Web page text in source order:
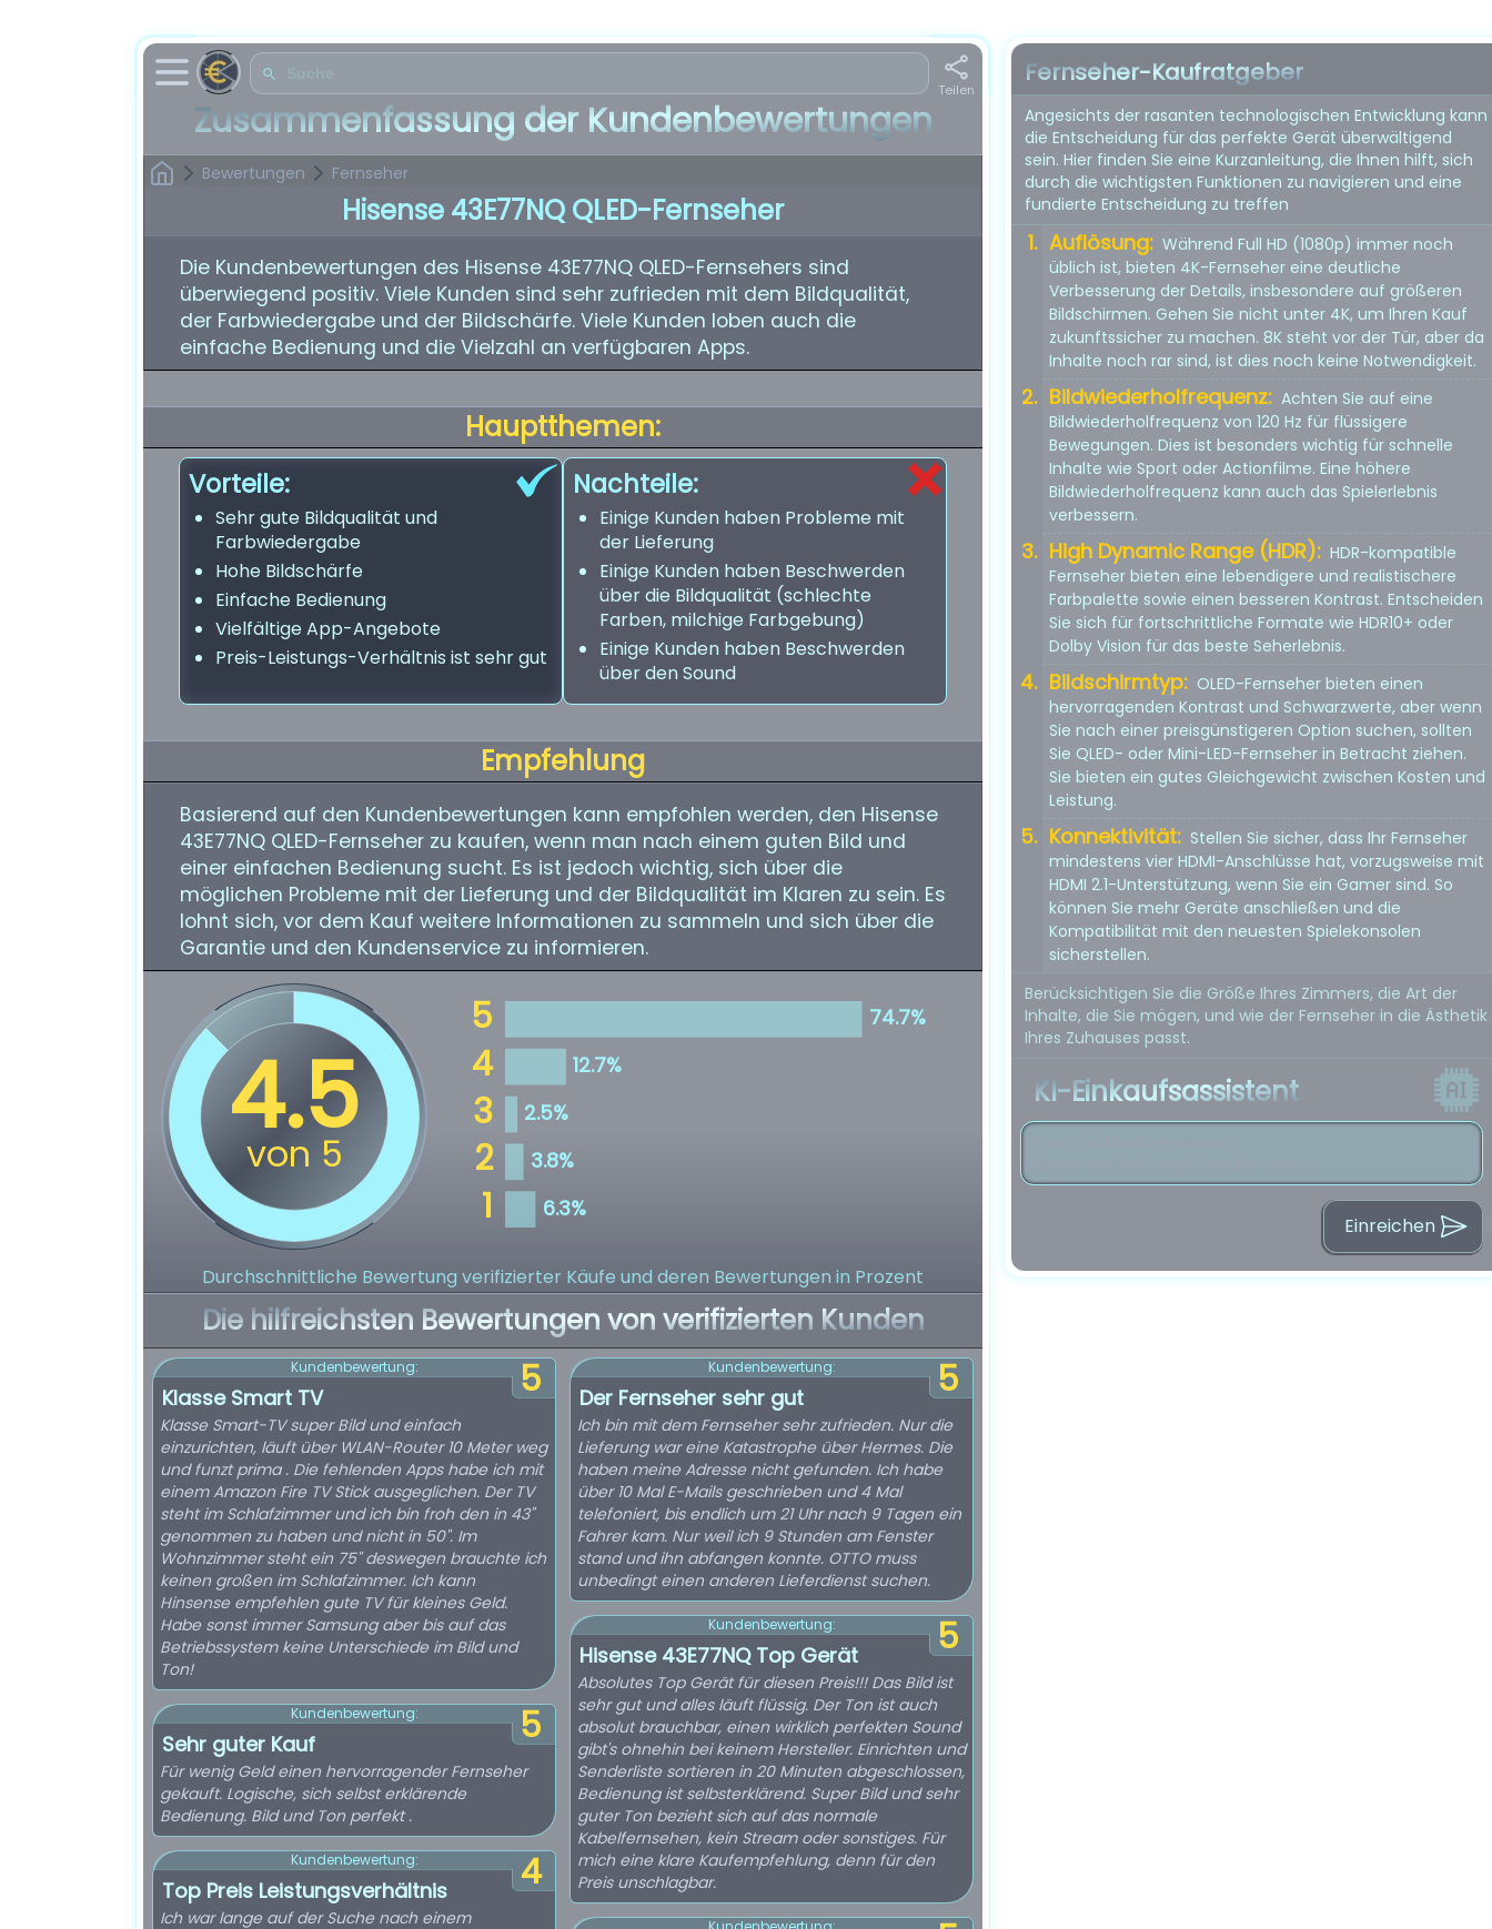
Teilen
Zusammenfassung der Kundenbewertungen
Bewertungen Fernseher
Hisense 43E77NQ QLED-Fernseher
Die Kundenbewertungen des Hisense 43E77NQ QLED-Fernsehers sind
überwiegend positiv. Viele Kunden sind sehr zufrieden mit dem Bildqualität,
der Farbwiedergabe und der Bildschärfe. Viele Kunden loben auch die
einfache Bedienung und die Vielzahl an verfügbaren Apps.
Hauptthemen:
Vorteile:
Sehr gute Bildqualität und
Farbwiedergabe
Hohe Bildschärfe
Einfache Bedienung
Vielfältige App-Angebote
Preis-Leistungs-Verhältnis ist sehr gut
Nachteile:
Einige Kunden haben Probleme mit
der Lieferung
Einige Kunden haben Beschwerden
über die Bildqualität (schlechte
Farben, milchige Farbgebung)
Einige Kunden haben Beschwerden
über den Sound
Empfehlung
Basierend auf den Kundenbewertungen kann empfohlen werden, den Hisense
43E77NQ QLED-Fernseher zu kaufen, wenn man nach einem guten Bild und
einer einfachen Bedienung sucht. Es ist jedoch wichtig, sich über die
möglichen Probleme mit der Lieferung und der Bildqualität im Klaren zu sein. Es
lohnt sich, vor dem Kauf weitere Informationen zu sammeln und sich über die
Garantie und den Kundenservice zu informieren.
Durchschnittliche Bewertung verifizierter Käufe und deren Bewertungen in Prozent
Die hilfreichsten Bewertungen von verifizierten Kunden
5
Kundenbewertung:
Klasse Smart TV
Klasse Smart-TV super Bild und einfach
einzurichten, läuft über WLAN-Router 10 Meter weg
und funzt prima . Die fehlenden Apps habe ich mit
einem Amazon Fire TV Stick ausgeglichen. Der TV
steht im Schlafzimmer und ich bin froh den in 43"
genommen zu haben und nicht in 50". Im
Wohnzimmer steht ein 75" deswegen brauchte ich
keinen großen im Schlafzimmer. Ich kann
Hinsense empfehlen gute TV für kleines Geld.
Habe sonst immer Samsung aber bis auf das
Betriebssystem keine Unterschiede im Bild und
Ton!
5
Kundenbewertung:
Sehr guter Kauf
Für wenig Geld einen hervorragender Fernseher
gekauft. Logische, sich selbst erklärende
Bedienung. Bild und Ton perfekt .
4
Kundenbewertung:
Top Preis Leistungsverhältnis
Ich war lange auf der Suche nach einem
5
Kundenbewertung:
Der Fernseher sehr gut
Ich bin mit dem Fernseher sehr zufrieden. Nur die
Lieferung war eine Katastrophe über Hermes. Die
haben meine Adresse nicht gefunden. Ich habe
über 10 Mal E-Mails geschrieben und 4 Mal
telefoniert, bis endlich um 21 Uhr nach 9 Tagen ein
Fahrer kam. Nur weil ich 9 Stunden am Fenster
stand und ihn abfangen konnte. OTTO muss
unbedingt einen anderen Lieferdienst suchen.
5
Kundenbewertung:
Hisense 43E77NQ Top Gerät
Absolutes Top Gerät für diesen Preis!!! Das Bild ist
sehr gut und alles läuft flüssig. Der Ton ist auch
absolut brauchbar, einen wirklich perfekten Sound
gibt's ohnehin bei keinem Hersteller. Einrichten und
Senderliste sortieren in 20 Minuten abgeschlossen,
Bedienung ist selbsterklärend. Super Bild und sehr
guter Ton bezieht sich auf das normale
Kabelfernsehen, kein Stream oder sonstiges. Für
mich eine klare Kaufempfehlung, denn für den
Preis unschlagbar.
Fernseher-Kaufratgeber
Angesichts der rasanten technologischen Entwicklung kann
die Entscheidung für das perfekte Gerät überwältigend
sein. Hier finden Sie eine Kurzanleitung, die Ihnen hilft, sich
durch die wichtigsten Funktionen zu navigieren und eine
fundierte Entscheidung zu treffen
Auflösung: Während Full HD (1080p) immer noch
üblich ist, bieten 4K-Fernseher eine deutliche
Verbesserung der Details, insbesondere auf größeren
Bildschirmen. Gehen Sie nicht unter 4K, um Ihren Kauf
zukunftssicher zu machen. 8K steht vor der Tür, aber da
Inhalte noch rar sind, ist dies noch keine Notwendigkeit.
Bildwiederholfrequenz: Achten Sie auf eine
Bildwiederholfrequenz von 120 Hz für flüssigere
Bewegungen. Dies ist besonders wichtig für schnelle
Inhalte wie Sport oder Actionfilme. Eine höhere
Bildwiederholfrequenz kann auch das Spielerlebnis
verbessern.
High Dynamic Range (HDR): HDR-kompatible
Fernseher bieten eine lebendigere und realistischere
Farbpalette sowie einen besseren Kontrast. Entscheiden
Sie sich für fortschrittliche Formate wie HDR10+ oder
Dolby Vision für das beste Seherlebnis.
Bildschirmtyp: OLED-Fernseher bieten einen
hervorragenden Kontrast und Schwarzwerte, aber wenn
Sie nach einer preisgünstigeren Option suchen, sollten
Sie QLED- oder Mini-LED-Fernseher in Betracht ziehen.
Sie bieten ein gutes Gleichgewicht zwischen Kosten und
Leistung.
Konnektivität: Stellen Sie sicher, dass Ihr Fernseher
mindestens vier HDMI-Anschlüsse hat, vorzugsweise mit
HDMI 2.1-Unterstützung, wenn Sie ein Gamer sind. So
können Sie mehr Geräte anschließen und die
Kompatibilität mit den neuesten Spielekonsolen
sicherstellen.
Berücksichtigen Sie die Größe Ihres Zimmers, die Art der
Inhalte, die Sie mögen, und wie der Fernseher in die Ästhetik
Ihres Zuhauses passt.
KI-Einkaufsassistent
Einreichen